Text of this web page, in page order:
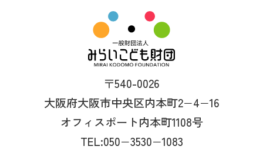
〒540-0026
大阪府大阪市中央区内本町2−4−16
オフィスポート内本町1108号
TEL:050−3530−1083